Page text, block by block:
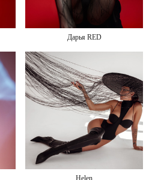
Дарья RED
Helen